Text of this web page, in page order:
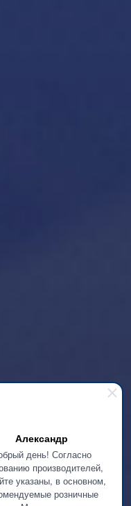
Александр
день! Согласно
производителей,
указаны, в основном,
розничные
чтобы
его